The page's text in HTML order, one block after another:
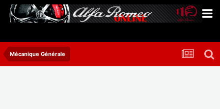
Mécanique Générale